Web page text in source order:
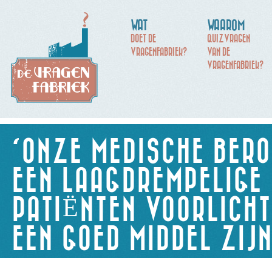
WAT
DOET DE
VRAGENFABRIEK?
WAAROM
QUIZVRAGEN
VAN DE
VRAGENFABRIEK?
‘ONZE MEDISCHE
EEN
PATIËNTEN
EEN GOED MIDDEL